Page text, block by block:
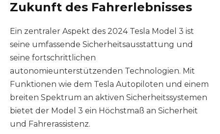
Zukunft des Fahrerlebnisses
Ein zentraler Aspekt des 2024 Tesla Model 3 ist
seine umfassende Sicherheitsausstattung und
seine fortschrittlichen
autonomieunterstützenden Technologien. Mit
Funktionen wie dem Tesla Autopiloten und einem
breiten Spektrum an aktiven Sicherheitssystemen
bietet der Model 3 ein Höchstmaß an Sicherheit
und Fahrerassistenz.